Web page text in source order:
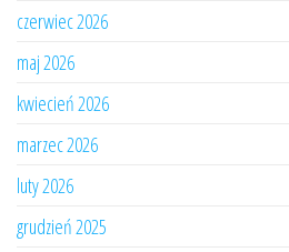
czerwiec 2026
maj 2026
kwiecień 2026
marzec 2026
luty 2026
grudzień 2025